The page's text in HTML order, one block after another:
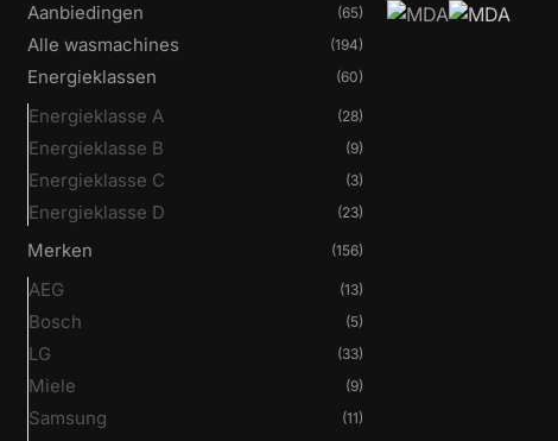
Aanbiedingen (65)
Alle wasmachines (194)
Energieklassen (60)
Energieklasse A (28)
Energieklasse B (9)
Energieklasse C (3)
Energieklasse D (23)
Merken (156)
AEG (13)
Bosch (5)
LG (33)
Miele (9)
Samsung (11)